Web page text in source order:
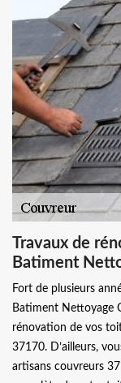
Travaux de
Batiment
Fort de plusieurs
Batiment Nettoyage
rénovation de vos
37170. D’ailleurs,
artisans couvreurs